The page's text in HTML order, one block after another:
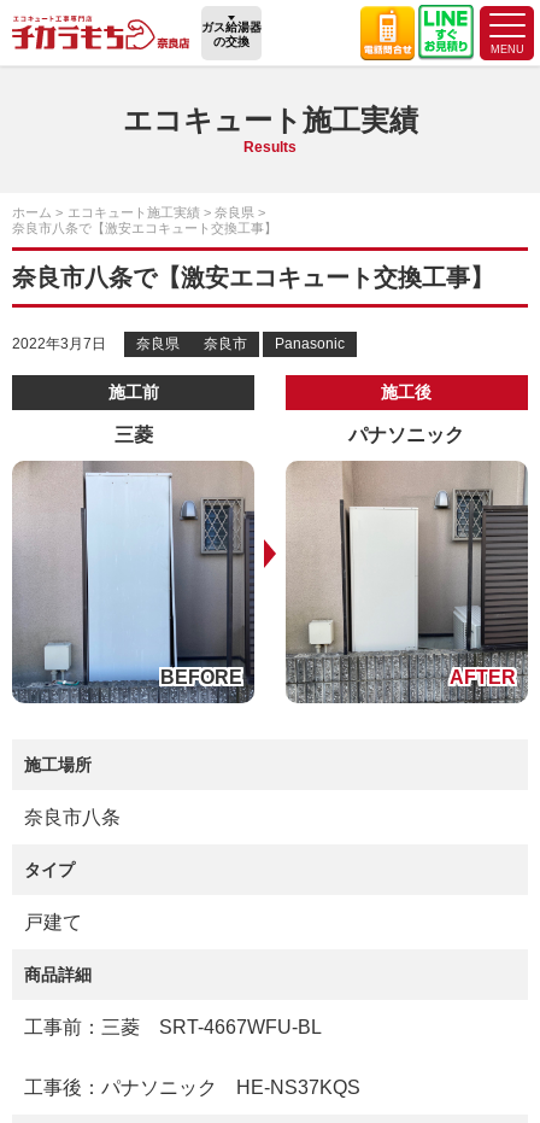
ガス給湯器
の交換
エコキュート施工実績
Results
ホーム エコキュート施工実績
奈良県
奈良市八条で【激安エコキュート交換工事】
奈良市八条で【激安エコキュート交換工事】
2022年3月7日 奈良県 奈良市 Panasonic
施工前
三菱
施工後
パナソニック
施工場所
奈良市八条
タイプ
戸建て
商品詳細
工事前：三菱 SRT-4667WFU-BL
工事後：パナソニック HE-NS37KQS